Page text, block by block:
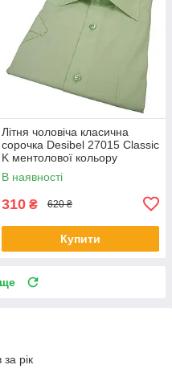
Літня чоловіча класична
сорочка Desibel 27015 Classic
K ментолової кольору
В наявності
310 ₴ 620 ₴
Купити
рік